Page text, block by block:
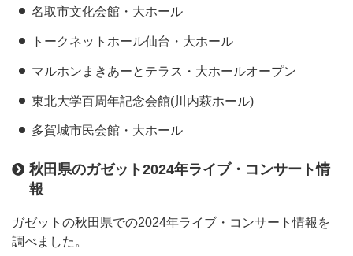
名取市文化会館・大ホール
トークネットホール仙台・大ホール
マルホンまきあーとテラス・大ホールオープン
東北大学百周年記念会館(川内萩ホール)
多賀城市民会館・大ホール
秋田県のガゼット2024年ライブ・コンサート情
報
ガゼットの秋田県での2024年ライブ・コンサート情報を
調べました。